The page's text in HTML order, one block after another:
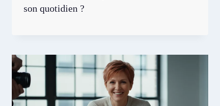
son quotidien ?